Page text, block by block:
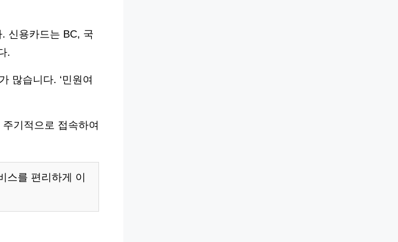
. 신용카드는 BC, 국
.
많습니다. ‘민원여
기적으로 접속하여
스를 편리하게 이